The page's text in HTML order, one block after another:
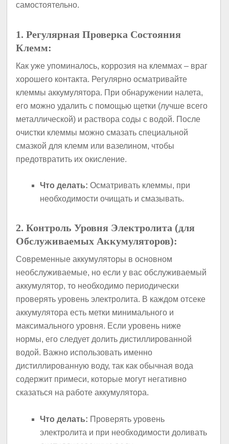
самостоятельно.
1. Регулярная Проверка Состояния
Клемм:
Как уже упоминалось, коррозия на клеммах – враг
хорошего контакта. Регулярно осматривайте
клеммы аккумулятора. При обнаружении налета,
его можно удалить с помощью щетки (лучше всего
металлической) и раствора соды с водой. После
очистки клеммы можно смазать специальной
смазкой для клемм или вазелином, чтобы
предотвратить их окисление.
Что делать: Осматривать клеммы, при
необходимости очищать и смазывать.
2. Контроль Уровня Электролита (для
Обслуживаемых Аккумуляторов):
Современные аккумуляторы в основном
необслуживаемые, но если у вас обслуживаемый
аккумулятор, то необходимо периодически
проверять уровень электролита. В каждом отсеке
аккумулятора есть метки минимального и
максимального уровня. Если уровень ниже
нормы, его следует долить дистиллированной
водой. Важно использовать именно
дистиллированную воду, так как обычная вода
содержит примеси, которые могут негативно
сказаться на работе аккумулятора.
Что делать: Проверять уровень
электролита и при необходимости доливать